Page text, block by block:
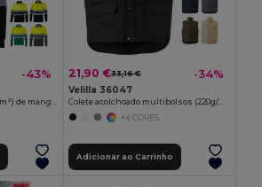
-43%
Polo bicolor bird-eye (160g/m²) de manga comprida, em poliéster (100%)
21,90 €33,16 € -34%
Velilla 36047
Colete acolchoado multibolsos (220g/m²), em poliéster (100%)
+4 CORES
Adicionar ao Carrinho